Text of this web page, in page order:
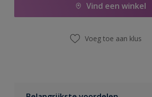
Vind een winkel
Voeg toe aan klus